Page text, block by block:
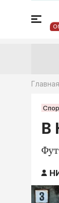
Главная
В